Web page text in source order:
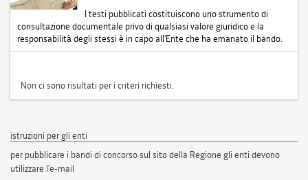
I testi pubblicati costituiscono uno strumento di
consultazione documentale privo di qualsiasi valore giuridico e la
responsabilità degli stessi è in capo all'Ente che ha emanato il bando.
Non ci sono risultati per i criteri richiesti.
istruzioni per gli enti
per pubblicare i bandi di concorso sul sito della Regione gli enti devono
utilizzare l'e-mail